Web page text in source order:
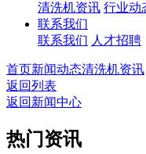
清洗机资讯 行业动
联系我们
联系我们 人才招聘
首页新闻动态清洗机资讯
返回列表
返回新闻中心
热门资讯